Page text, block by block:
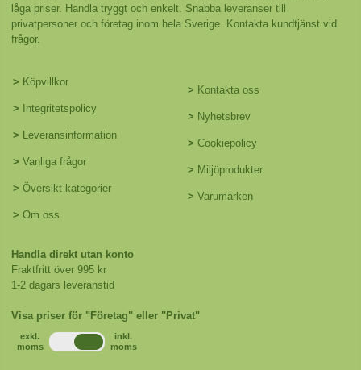
låga priser. Handla tryggt och enkelt. Snabba leveranser till
privatpersoner och företag inom hela Sverige. Kontakta kundtjänst vid
frågor.
> Köpvillkor
> Integritetspolicy
> Leveransinformation
> Vanliga frågor
> Översikt kategorier
> Om oss
> Kontakta oss
> Nyhetsbrev
> Cookiepolicy
> Miljöprodukter
> Varumärken
Handla direkt utan konto
Fraktfritt över 995 kr
1-2 dagars leveranstid
Visa priser för "Företag" eller "Privat"
exkl.
moms
inkl.
moms